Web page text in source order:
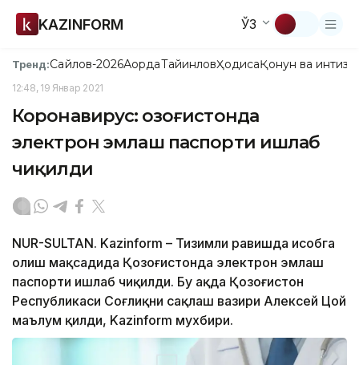
KAZINFORM ЎЗ
Тренд:Сайлов-2026АқордаТайинловҲодисаҚонун ва
12:48, 19 Январ 2021
Коронавирус: Қозоғистонда
электрон эмлаш паспорти ишлаб
чиқилди
NUR-SULTAN. Kazinform – Тизимли равишда ҳисобга
олиш мақсадида Қозоғистонда электрон эмлаш
паспорти ишлаб чиқилди. Бу ҳақда Қозоғистон
Республикаси Соғлиқни сақлаш вазири Алексей Цой
маълум қилди, Kazinform мухбири.